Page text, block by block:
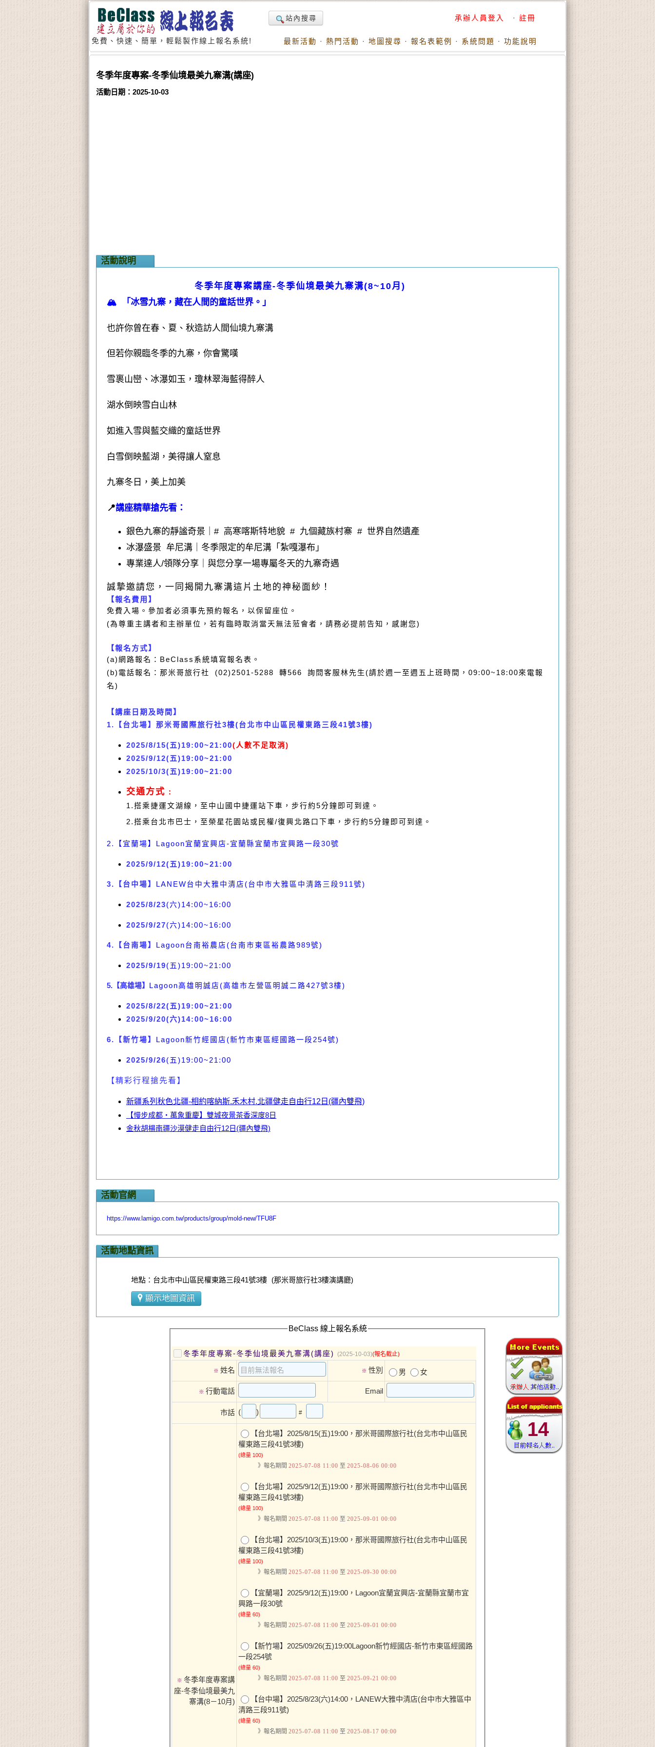
免費、快速、簡單，輕鬆製作線上報名系統!
站內搜尋 承辦人員登入 · 註冊
最新活動 · 熱門活動 · 地圖搜尋 · 報名表範例 · 系統問題 · 功能說明
冬季年度專案-冬季仙境最美九寨溝(講座)
活動日期：2025-10-03
活動說明
冬季年度專案講座-冬季仙境最美九寨溝(8~10月)
🏔️
「冰雪九寨，藏在人間的童話世界。」
也許你曾在春、夏、秋造訪人間仙境九寨溝
但若你親臨冬季的九寨，你會驚嘆
雪裹山巒、冰瀑如玉，瓊林翠海藍得醉人
湖水倒映雪白山林
如進入雪與藍交織的童話世界
白雪倒映藍湖，美得讓人窒息
九寨冬日，美上加美
📍講座精華搶先看：
銀色九寨的靜謐奇景
# 高寒喀斯特地貌 # 九個藏族村寨 # 世界自然遺產
冰瀑盛景 牟尼溝 ｜冬季限定的牟尼溝「紮嘎瀑布」
專業達人/領隊分享｜ 與您分享一場專屬冬天的九寨奇遇
誠摯邀請您，一同揭開 九寨溝這片土地的神秘面紗！
【報名費用】
免費入場。參加者必須事先預約報名，以保留座位。
(為尊重主講者和主辦單位，若有臨時取消當天無法蒞會者，請務必提前告知，感謝您)
【報名方式】
(a)網路報名：BeClass系統填寫報名表。
(b)電話報名：那米哥旅行社 (02)2501-5288 轉566 詢問客服林先生(請於週一至週五上班時間，09:00~18:00來電報
名)
【講座 日期及 時間 】
1.【台北場】那米哥國際旅行社3樓(台北市中山區民權東路三段41號3樓)
2025/8/15(五)19:00~21:00(人數不足取消)
2025/9/12(五)19:00~21:00
2025/10/3(五)19:00~21:00
交通方式﹕
1.搭乘捷運文湖線，至中山國中捷運站下車，步行約5分鐘即可到達。
2.搭乘台北市巴士，至榮星花園站或民權/復興北路口下車，步行約5分鐘即可到達。
2. 【宜蘭場】Lagoon宜蘭宜興店-宜蘭縣宜蘭市宜興路一段30號
2025/9/12(五)19:00~21:00
3.【台中場】 LANEW台中大雅中清店(台中市大雅區中清路三段911號)
2025/8/23(六)14:00~16:00
2025/9/27(六)14:00~16:00
4. 【台南場】 Lagoon台南裕農店(台南市東區裕農路989號)
2025/9/19(五)19:00~21:00
5.【高雄場】 Lagoon高雄明誠店(高雄市左營區明誠二路427號3樓)
2025/8/22(五)19:00~21:00
2025/9/20(六)14:00~16:00
6. 【新竹場】 Lagoon新竹經國店(新竹市東區經國路一段254號)
2025/9/26(五)19:00~21:00
【精彩行程搶先看】
新疆系列秋色北疆-相約喀納斯.禾木村.北疆健走自由行12日(疆內雙飛)
【慢步成都・萬象重慶】雙城夜景茶香深度8日
金秋胡楊南疆沙漠健走自由行12日(疆內雙飛)
活動官網
https://www.lamigo.com.tw/products/group/mold-new/TFU8F
活動地點資訊
地點：台北市中山區民權東路三段41號3樓 (那米哥旅行社3樓演講廳)
顯示地圖資訊
14
BeClass 線上報名系統
冬季年度專案-冬季仙境最美九寨溝(講座) (2025-10-03)(報名截止)
※ 姓名 ※ 性別 男 女
※ 行動電話 Email
市話 ( ) #
※ 冬季年度專案講
座-冬季仙境最美九
寨溝(8－10月)
【台北場】2025/8/15(五)19:00，那米哥國際旅行社(台北市中山區民
權東路三段41號3樓)
(總量 100)
》報名期間 2025-07-08 11:00 至 2025-08-06 00:00
【台北場】2025/9/12(五)19:00，那米哥國際旅行社(台北市中山區民
權東路三段41號3樓)
(總量 100)
》報名期間 2025-07-08 11:00 至 2025-09-01 00:00
【台北場】2025/10/3(五)19:00，那米哥國際旅行社(台北市中山區民
權東路三段41號3樓)
(總量 100)
》報名期間 2025-07-08 11:00 至 2025-09-30 00:00
【宜蘭場】2025/9/12(五)19:00，Lagoon宜蘭宜興店-宜蘭縣宜蘭市宜
興路一段30號
(總量 60)
》報名期間 2025-07-08 11:00 至 2025-09-01 00:00
【新竹場】2025/09/26(五)19:00Lagoon新竹經國店-新竹市東區經國路
一段254號
(總量 60)
》報名期間 2025-07-08 11:00 至 2025-09-21 00:00
【台中場】2025/8/23(六)14:00，LANEW大雅中清店(台中市大雅區中
清路三段911號)
(總量 60)
》報名期間 2025-07-08 11:00 至 2025-08-17 00:00